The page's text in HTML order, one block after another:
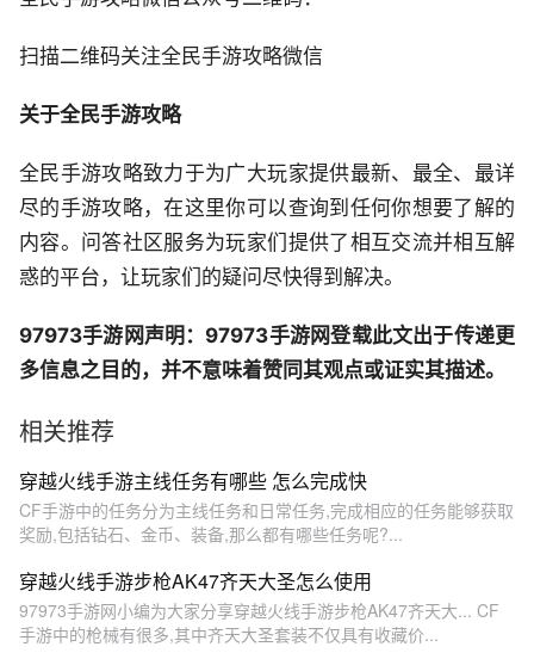
扫描二维码关注全民手游攻略微信
关于全民手游攻略
全民手游攻略致力于为广大玩家提供最新、最全、最详
尽的手游攻略，在这里你可以查询到任何你想要了解的
内容。问答社区服务为玩家们提供了相互交流并相互解
惑的平台，让玩家们的疑问尽快得到解决。
97973手游网声明：97973手游网登载此文出于传递更
多信息之目的，并不意味着赞同其观点或证实其描述。
相关推荐
穿越火线手游主线任务有哪些 怎么完成快
CF手游中的任务分为主线任务和日常任务,完成相应的任务能够获取
奖励,包括钻石、金币、装备,那么都有哪些任务呢?...
穿越火线手游步枪AK47齐天大圣怎么使用
97973手游网小编为大家分享穿越火线手游步枪AK47齐天大... CF
手游中的枪械有很多,其中齐天大圣套装不仅具有收藏价...